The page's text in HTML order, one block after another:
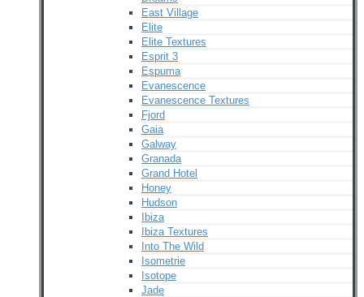
East Village
Elite
Elite Textures
Esprit 3
Espuma
Evanescence
Evanescence Textures
Fjord
Gaia
Galway
Granada
Grand Hotel
Honey
Hudson
Ibiza
Ibiza Textures
Into The Wild
Isometrie
Isotope
Jade